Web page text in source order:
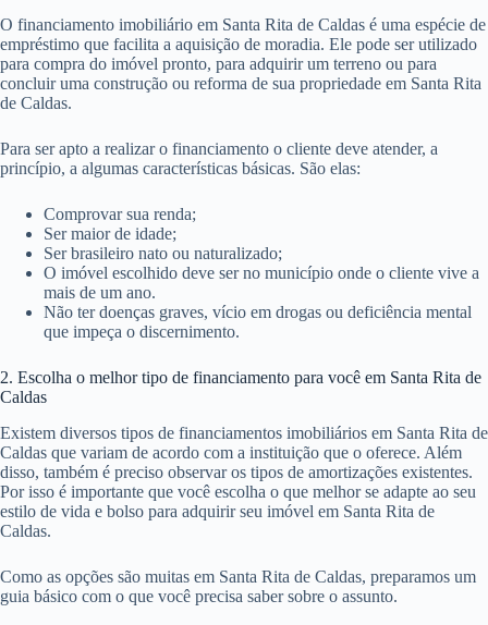
O financiamento imobiliário em Santa Rita de Caldas é uma espécie de
empréstimo que facilita a aquisição de moradia. Ele pode ser utilizado
para compra do imóvel pronto, para adquirir um terreno ou para
concluir uma construção ou reforma de sua propriedade em Santa Rita
de Caldas.
Para ser apto a realizar o financiamento o cliente deve atender, a
princípio, a algumas características básicas. São elas:
Comprovar sua renda;
Ser maior de idade;
Ser brasileiro nato ou naturalizado;
O imóvel escolhido deve ser no município onde o cliente vive a
mais de um ano.
Não ter doenças graves, vício em drogas ou deficiência mental
que impeça o discernimento.
2. Escolha o melhor tipo de financiamento para você em Santa Rita de
Caldas
Existem diversos tipos de financiamentos imobiliários em Santa Rita de
Caldas que variam de acordo com a instituição que o oferece. Além
disso, também é preciso observar os tipos de amortizações existentes.
Por isso é importante que você escolha o que melhor se adapte ao seu
estilo de vida e bolso para adquirir seu imóvel em Santa Rita de
Caldas.
Como as opções são muitas em Santa Rita de Caldas, preparamos um
guia básico com o que você precisa saber sobre o assunto.